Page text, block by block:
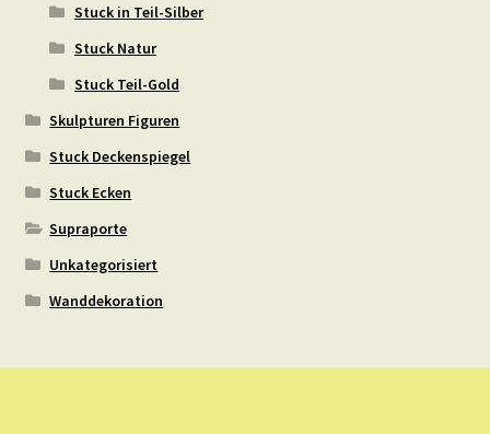
Stuck in Teil-Silber
Stuck Natur
Stuck Teil-Gold
Skulpturen Figuren
Stuck Deckenspiegel
Stuck Ecken
Supraporte
Unkategorisiert
Wanddekoration